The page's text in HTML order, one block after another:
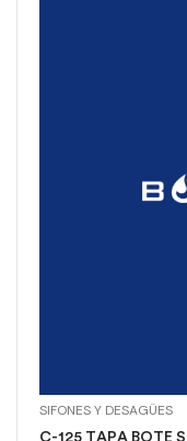
SIFONES Y DESAGÜES
C-125 TAPA BOTE